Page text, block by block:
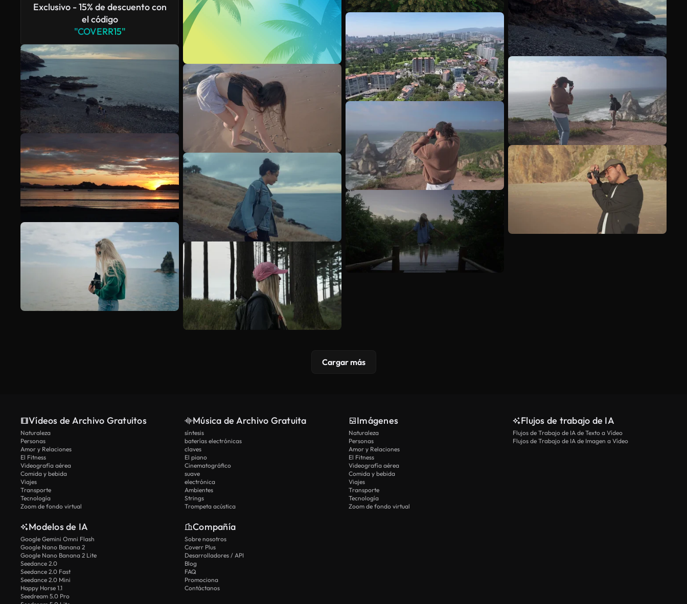
Exclusivo - 15% de descuento con
el código
"COVERR15"
Ver más
Cargar más
Vídeos de Archivo Gratuitos
Naturaleza
Personas
Amor y Relaciones
El Fitness
Videografía aérea
Comida y bebida
Viajes
Transporte
Tecnología
Zoom de fondo virtual
Música de Archivo Gratuita
síntesis
baterías electrónicas
claves
El piano
Cinematográfico
suave
electrónica
Ambientes
Strings
Trompeta acústica
Imágenes
Naturaleza
Personas
Amor y Relaciones
El Fitness
Videografía aérea
Comida y bebida
Viajes
Transporte
Tecnología
Zoom de fondo virtual
Flujos de trabajo de IA
Flujos de Trabajo de IA de Texto a Vídeo
Flujos de Trabajo de IA de Imagen a Vídeo
Modelos de IA
Google Gemini Omni Flash
Google Nano Banana 2
Google Nano Banana 2 Lite
Seedance 2.0
Seedance 2.0 Fast
Seedance 2.0 Mini
Happy Horse 1.1
Seedream 5.0 Pro
Compañía
Sobre nosotros
Coverr Plus
Desarrolladores / API
Blog
FAQ
Promociona
Contáctanos